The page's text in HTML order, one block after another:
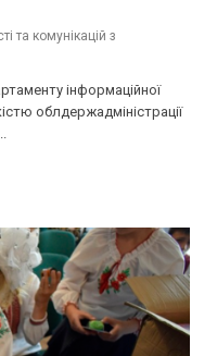
та комунікацій з
інформаційної
облдержадміністрації